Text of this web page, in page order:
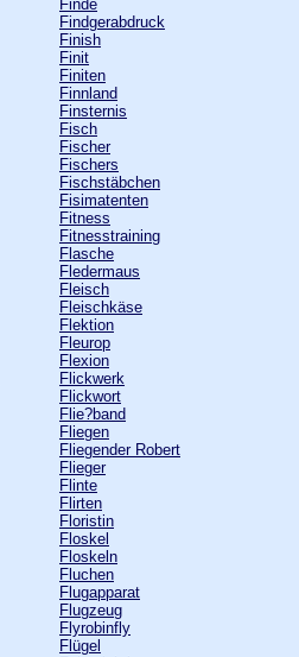
Finde
Findgerabdruck
Finish
Finit
Finiten
Finnland
Finsternis
Fisch
Fischer
Fischers
Fischstäbchen
Fisimatenten
Fitness
Fitnesstraining
Flasche
Fledermaus
Fleisch
Fleischkäse
Flektion
Fleurop
Flexion
Flickwerk
Flickwort
Flie?band
Fliegen
Fliegender Robert
Flieger
Flinte
Flirten
Floristin
Floskel
Floskeln
Fluchen
Flugapparat
Flugzeug
Flyrobinfly
Flügel